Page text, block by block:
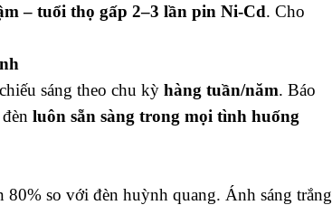
– tuổi thọ gấp 2–3 lần pin Ni-Cd. Cho
sáng theo chu kỳ hàng tuần/năm. Báo
luôn sẵn sàng trong mọi tình huống
80% so với đèn huỳnh quang. Ánh sáng trắng